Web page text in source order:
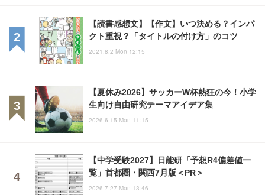
【読書感想文】【作文】いつ決める？インパ
クト重視？「タイトルの付け方」のコツ
2021.8.2 Mon 12:15
【夏休み2026】サッカーW杯熱狂の今！小学
生向け自由研究テーマアイデア集
2026.6.15 Mon 11:15
【中学受験2027】日能研「予想R4偏差値一
覧」首都圏・関西7月版＜PR＞
2026.7.27 Mon 13:46